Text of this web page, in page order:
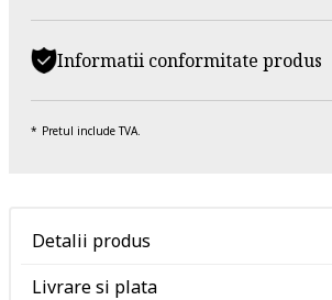
Informatii conformitate produs
Pretul include TVA.
Detalii produs
Livrare si plata